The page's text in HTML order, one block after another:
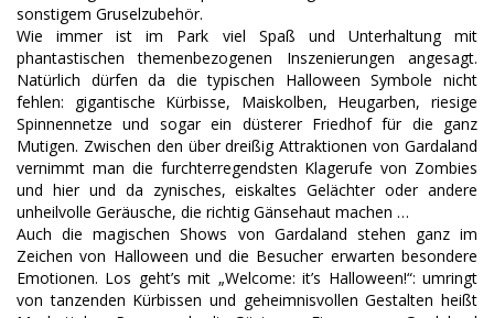
sonstigem Gruselzubehör.
Wie immer ist im Park viel Spaß und Unterhaltung mit
phantastischen themenbezogenen Inszenierungen angesagt.
Natürlich dürfen da die typischen Halloween Symbole nicht
fehlen: gigantische Kürbisse, Maiskolben, Heugarben, riesige
Spinnennetze und sogar ein düsterer Friedhof für die ganz
Mutigen. Zwischen den über dreißig Attraktionen von Gardaland
vernimmt man die furchterregendsten Klagerufe von Zombies
und hier und da zynisches, eiskaltes Gelächter oder andere
unheilvolle Geräusche, die richtig Gänsehaut machen …
Auch die magischen Shows von Gardaland stehen ganz im
Zeichen von Halloween und die Besucher erwarten besondere
Emotionen. Los geht’s mit „Welcome: it’s Halloween!“: umringt
von tanzenden Kürbissen und geheimnisvollen Gestalten heißt